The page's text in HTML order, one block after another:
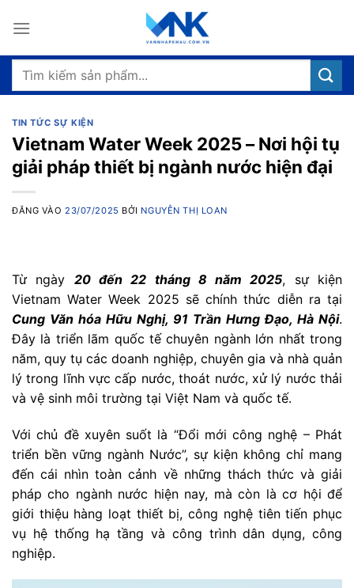
qua
dung
Tìm
TIN TỨC SỰ KIỆN
Vietnam Water Week 2025 – Nơi hội tụ
giải pháp thiết bị ngành nước hiện đại
ĐĂNG VÀO 23/07/2025 BỞI NGUYỄN THỊ LOAN
Từ ngày 20 đến 22 tháng 8 năm 2025, sự kiện
Vietnam Water Week 2025 sẽ chính thức diễn ra tại
Cung Văn hóa Hữu Nghị, 91 Trần Hưng Đạo, Hà Nội.
Đây là triển lãm quốc tế chuyên ngành lớn nhất trong
năm, quy tụ các doanh nghiệp, chuyên gia và nhà quản
lý trong lĩnh vực cấp nước, thoát nước, xử lý nước thải
và vệ sinh môi trường tại Việt Nam và quốc tế.
Với chủ đề xuyên suốt là “Đổi mới công nghệ – Phát
triển bền vững ngành Nước”, sự kiện không chỉ mang
đến cái nhìn toàn cảnh về những thách thức và giải
pháp cho ngành nước hiện nay, mà còn là cơ hội để
giới thiệu hàng loạt thiết bị, công nghệ tiên tiến phục
vụ hệ thống hạ tầng và công trình dân dụng, công
nghiệp.